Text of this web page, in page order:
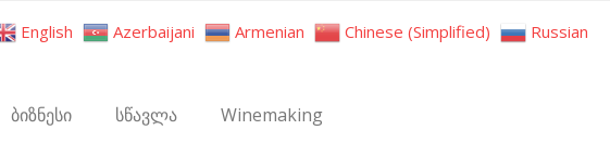
ბიზნესი სწავლა Winemaking
English Azerbaijani Armenian Chinese (Simplified) Russian